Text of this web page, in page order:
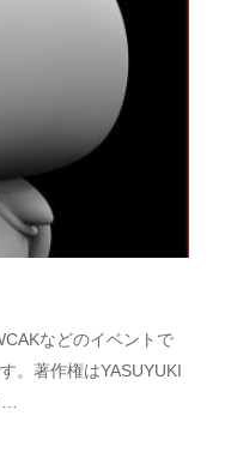
などのイベントで
。著作権はYASUYUKI
…